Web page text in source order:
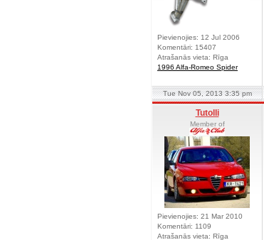
Pievienojies: 12 Jul 2006
Komentāri: 15407
Atrašanās vieta: Rīga
1996 Alfa-Romeo Spider
Tue Nov 05, 2013 3:35 pm
Tutolli
Member of
Pievienojies: 21 Mar 2010
Komentāri: 1109
Atrašanās vieta: Rīga